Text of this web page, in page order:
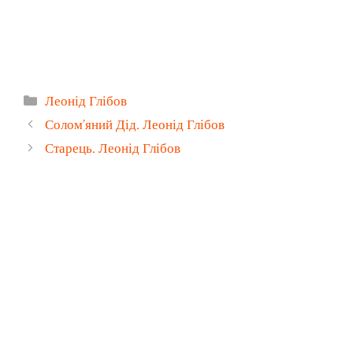
Категорії
Леонід Глібов
Солом’яний Дід. Леонід Глібов
Старець. Леонід Глібов